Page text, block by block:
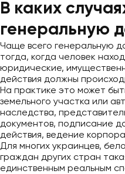
В каких
генеральную
Чаще всего генеральную
тогда, когда человек
юридические,
действия должны
На практике это может
земельного участка или
наследства,
документов, подписание
действия, ведение
Для многих украинцев,
граждан других стран
единственным реальным